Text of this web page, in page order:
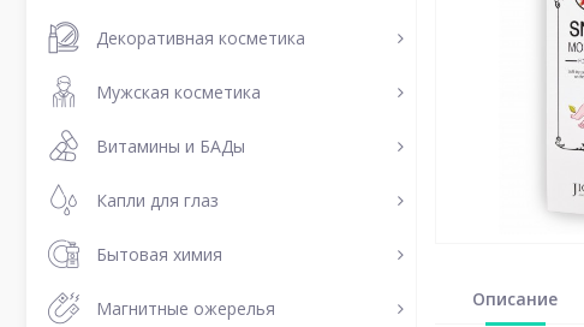
Декоративная косметика
Мужская косметика
Витамины и БАДы
Капли для глаз
Бытовая химия
Магнитные ожерелья Описание